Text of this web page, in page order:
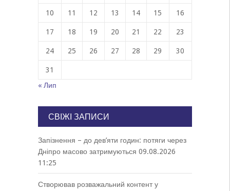
10 11 12 13 14 15 16
17 18 19 20 21 22 23
24 25 26 27 28 29 30
31
« Лип
СВІЖІ ЗАПИСИ
Запізнення – до дев’яти годин: потяги через
Дніпро масово затримуються 09.08.2026
11:25
Створював розважальний контент у